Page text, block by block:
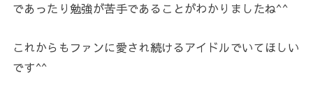
であったり勉強が苦手であることがわかりましたね^^
これからもファンに愛され続けるアイドルでいてほしい
です^^